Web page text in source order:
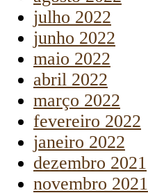
julho 2022
junho 2022
maio 2022
abril 2022
março 2022
fevereiro 2022
janeiro 2022
dezembro 2021
novembro 2021